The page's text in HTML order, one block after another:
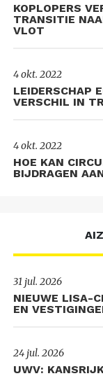
KOPLOPERS
TRANSITIE
VLOT
4 okt. 2022
LEIDERSCHAP
VERSCHIL IN
4 okt. 2022
HOE KAN
BIJDRAGEN
31 jul. 2026
NIEUWE LISA-
EN
24 jul. 2026
UWV: